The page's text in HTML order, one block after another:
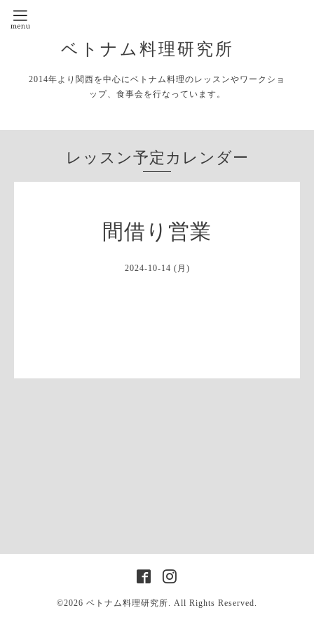
ベトナム料理研究所
2014年より関西を中心にベトナム料理のレッスンやワークショ
ップ、食事会を行なっています。
レッスン予定カレンダー
間借り営業
2024-10-14 (月)
©2026 ベトナム料理研究所. All Rights Reserved.